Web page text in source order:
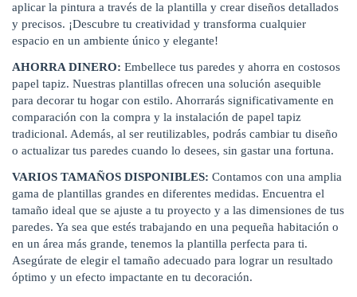
aplicar la pintura a través de la plantilla y crear diseños detallados
y precisos. ¡Descubre tu creatividad y transforma cualquier
espacio en un ambiente único y elegante!
AHORRA DINERO: Embellece tus paredes y ahorra en costosos
papel tapiz. Nuestras plantillas ofrecen una solución asequible
para decorar tu hogar con estilo. Ahorrarás significativamente en
comparación con la compra y la instalación de papel tapiz
tradicional. Además, al ser reutilizables, podrás cambiar tu diseño
o actualizar tus paredes cuando lo desees, sin gastar una fortuna.
VARIOS TAMAÑOS DISPONIBLES: Contamos con una amplia
gama de plantillas grandes en diferentes medidas. Encuentra el
tamaño ideal que se ajuste a tu proyecto y a las dimensiones de tus
paredes. Ya sea que estés trabajando en una pequeña habitación o
en un área más grande, tenemos la plantilla perfecta para ti.
Asegúrate de elegir el tamaño adecuado para lograr un resultado
óptimo y un efecto impactante en tu decoración.